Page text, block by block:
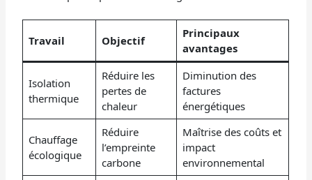
Travail Objectif
Principaux
avantages
Isolation
thermique
Réduire les
pertes de
chaleur
Diminution des
factures
énergétiques
Chauffage
écologique
Réduire
l’empreinte
carbone
Maîtrise des coûts et
impact
environnemental